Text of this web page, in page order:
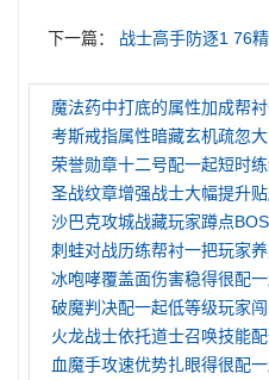
下一篇： 战士高手防逐1 76
魔法药中打底的属性加成帮
考斯戒指属性暗藏玄机疏忽
荣誉勋章十二号配一起短时
圣战纹章‌增强战士大幅提升
沙巴克攻城战藏玩家蹲点
刺蛙对战历练帮衬一把玩家
冰咆哮覆盖面伤害稳得很配
破魔判决配一起低等级玩家
火龙战士依托道士召唤技能
血魔手攻速优势扎眼得很配